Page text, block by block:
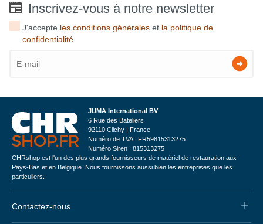
Inscrivez-vous à notre newsletter
J'accepte les conditions générales et la politique de
confidentialité
JUMA International BV
6 Rue des Bateliers
92110 Clichy | France
Numéro de TVA : FR59815313275
Numéro Siren : 815313275
CHRshop est l'un des plus grands fournisseurs de matériel de restauration aux
Pays-Bas et en Belgique. Nous fournissons aussi bien les entreprises que les
particuliers.
Contactez-nous